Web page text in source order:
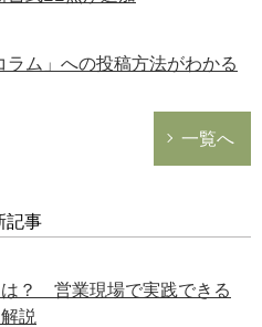
ラム」への投稿方法がわかる
一覧へ
記事
？ 営業現場で実践できる
説